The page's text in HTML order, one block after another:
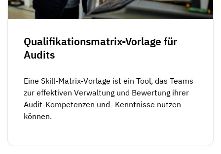
Qualifikationsmatrix-Vorlage für
Audits
Eine Skill-Matrix-Vorlage ist ein Tool, das Teams
zur effektiven Verwaltung und Bewertung ihrer
Audit-Kompetenzen und -Kenntnisse nutzen
können.